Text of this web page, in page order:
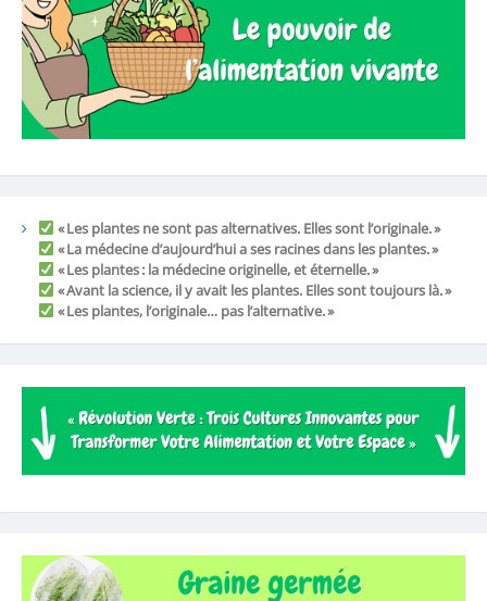
« Les plantes ne sont pas alternatives. Elles sont l’originale. »
« La médecine d’aujourd’hui a ses racines dans les plantes. »
« Les plantes : la médecine originelle, et éternelle. »
« Avant la science, il y avait les plantes. Elles sont toujours là. »
« Les plantes, l’originale… pas l’alternative. »